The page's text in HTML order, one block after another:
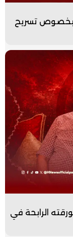
بخصوص تسريح
الرابحة في